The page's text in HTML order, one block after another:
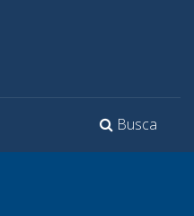
Toggle
Busca